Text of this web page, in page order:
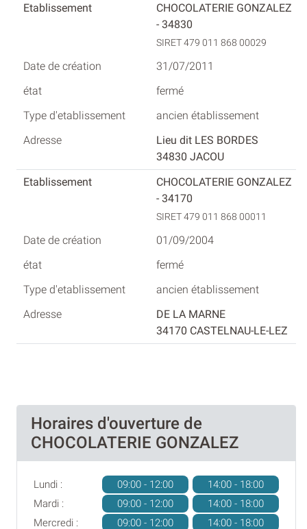
CHOCOLATERIE GONZALEZ
- 34830
SIRET 479 011 868 00029
31/07/2011
fermé
ancien établissement
Lieu dit LES BORDES
34830 JACOU
CHOCOLATERIE GONZALEZ
- 34170
SIRET 479 011 868 00011
01/09/2004
fermé
ancien établissement
DE LA MARNE
34170 CASTELNAU-LE-LEZ
Horaires d'ouverture de
CHOCOLATERIE GONZALEZ
Lundi : 09:00 - 12:00
14:00 - 18:00
Mardi :
09:00 - 12:00
14:00 - 18:00
Mercredi :
09:00 - 12:00
14:00 - 18:00